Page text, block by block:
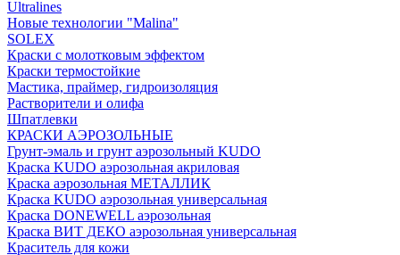
Ultralines
Новые технологии "Malina"
SOLEX
Краски с молотковым эффектом
Краски термостойкие
Мастика, праймер, гидроизоляция
Растворители и олифа
Шпатлевки
КРАСКИ АЭРОЗОЛЬНЫЕ
Грунт-эмаль и грунт аэрозольный KUDO
Краска KUDO аэрозольная акриловая
Краска аэрозольная МЕТАЛЛИК
Краска KUDO аэрозольная универсальная
Краска DONEWELL аэрозольная
Краска ВИТ ДЕКО аэрозольная универсальная
Краситель для кожи